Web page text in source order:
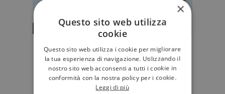
Nel "Kolchoz" di Carrère la madre
è l’ultima patria (e l'autore ritorna
figlio)
Con "Kolchoz", Emmanuel Carrère
×
Questo sito web utilizza
cookie
Questo sito web utilizza i cookie per migliorare
la tua esperienza di navigazione. Utilizzando il
nostro sito web acconsenti a tutti i cookie in
conformità con la nostra policy per i cookie.
Leggi di più